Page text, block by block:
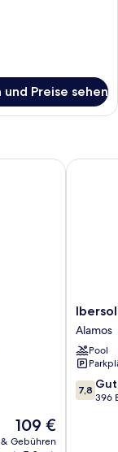
Preise sehen
Der
Preis
109 €
Gebühren
Ibersol
Beach
Alamos
Alamos
Pool
7.8
von
7,8 Gut
396
Ibersol